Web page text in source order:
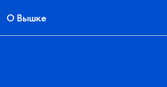
О Вышке